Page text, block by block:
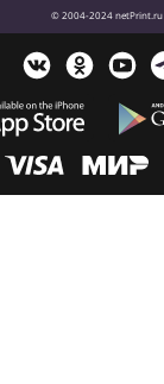
© 2004-2024 netPrint.ru